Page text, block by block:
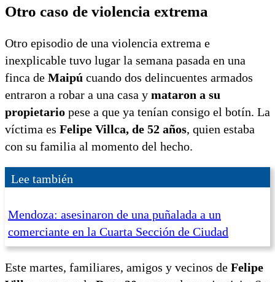
Otro caso de violencia extrema
Otro episodio de una violencia extrema e
inexplicable tuvo lugar la semana pasada en una
finca de Maipú cuando dos delincuentes armados
entraron a robar a una casa y mataron a su
propietario pese a que ya tenían consigo el botín. La
víctima es Felipe Villca, de 52 años, quien estaba
con su familia al momento del hecho.
Lee también
Mendoza: asesinaron de una puñalada a un
comerciante en la Cuarta Sección de Ciudad
Este martes, familiares, amigos y vecinos de Felipe